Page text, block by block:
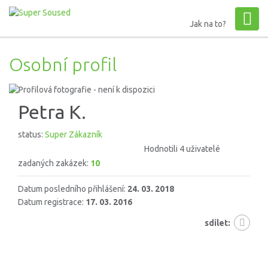
Jak na to?
Osobní profil
Petra K.
status: Super Zákazník
Hodnotili 4 uživatelé
zadaných zakázek: 10
Datum posledního přihlášení: 24. 03. 2018
Datum registrace: 17. 03. 2016
sdílet: